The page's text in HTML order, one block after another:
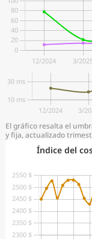
El gráfico resalta el
y fija, actualizado
Índice del